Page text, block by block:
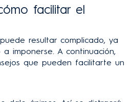
facilitar el
resultar complicado, ya
imponerse. A continuación,
que pueden facilitarte un